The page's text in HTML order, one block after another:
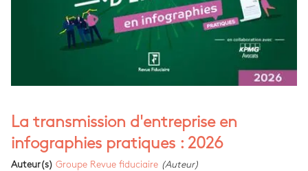
La transmission d'entreprise en
infographies pratiques : 2026
Auteur(s) Groupe Revue fiduciaire (Auteur)